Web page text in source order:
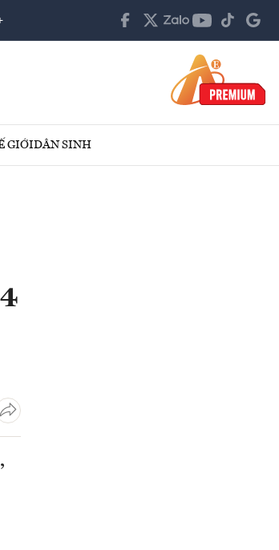
GIỚIDÂN SINH